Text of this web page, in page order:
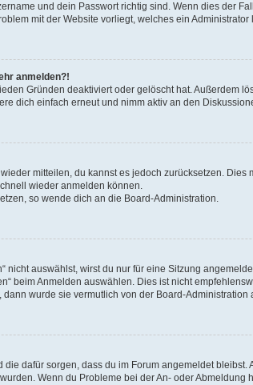
und dein Passwort richtig sind. Wenn dies der
mit der Website vorliegt, welches ein Administrator
anmelden?!
Gründen deaktiviert oder gelöscht hat. Außerdem
dich einfach erneut und nimm aktiv an den
mitteilen, du kannst es jedoch zurücksetzen.
wieder anmelden können.
so wende dich an die Board-Administration.
nicht auswählst, wirst du nur für eine Sitzung
beim Anmelden auswählen. Dies ist nicht
wurde sie vermutlich von der Board-Administration
dafür sorgen, dass du im Forum angemeldet
Wenn du Probleme bei der An- oder